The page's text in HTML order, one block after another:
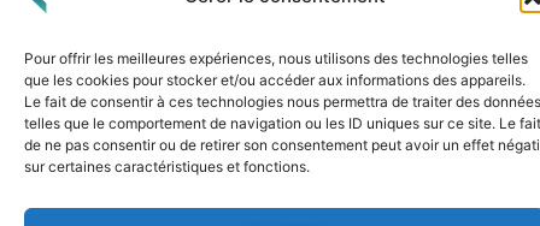
Pour offrir les meilleures expériences, nous utilisons des technologies telles
que les cookies pour stocker et/ou accéder aux informations des appareils.
Le fait de consentir à ces technologies nous permettra de traiter des données
telles que le comportement de navigation ou les ID uniques sur ce site. Le fait
de ne pas consentir ou de retirer son consentement peut avoir un effet
sur certaines caractéristiques et fonctions.
© 2026 FLO & CO. All Rights Reserved